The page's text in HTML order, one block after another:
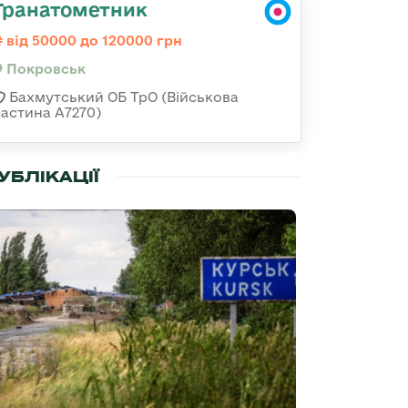
від 50000 до 120000 грн
Покровськ
Бахмутський ОБ ТрО (Військова
А7270)